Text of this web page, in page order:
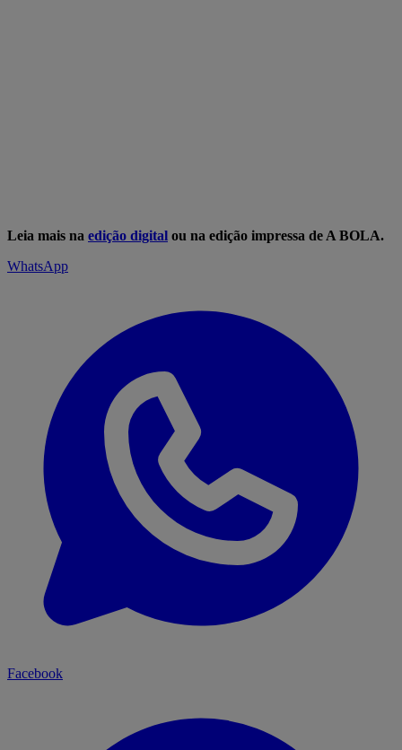
Leia mais na edição digital ou na edição impressa de A BOLA.
WhatsApp
Facebook